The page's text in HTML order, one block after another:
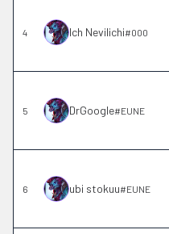
4 Ich Nevilichi#000
5 DrGoogle#EUNE
6 ubi stokuu#EUNE